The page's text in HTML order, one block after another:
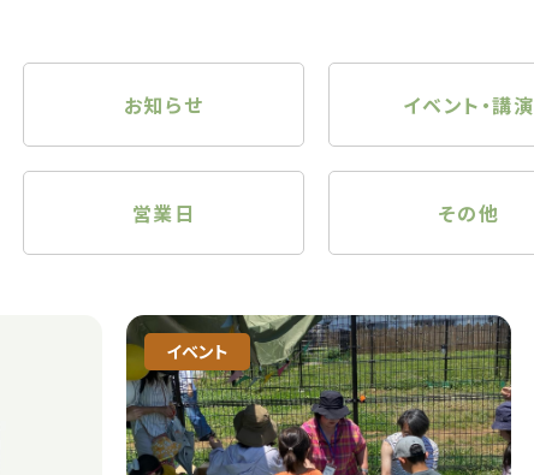
お知らせ イベント・講演
営業日 その他
イベント